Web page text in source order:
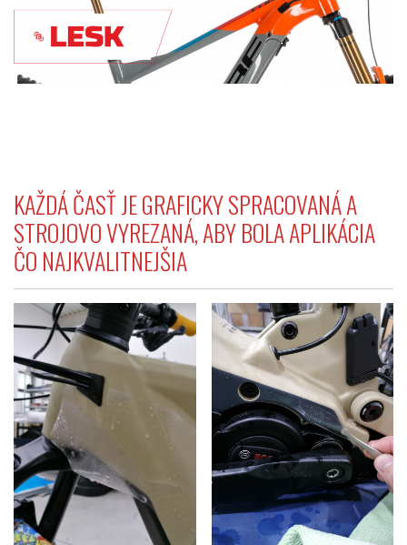
KAŽDÁ ČASŤ JE GRAFICKY SPRACOVANÁ A
STROJOVO VYREZANÁ, ABY BOLA APLIKÁCIA
ČO NAJKVALITNEJŠIA